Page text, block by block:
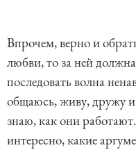
Впрочем, верно и
любви, то за ней
последовать волна
общаюсь, живу, дружу
знаю, как они
интересно, какие